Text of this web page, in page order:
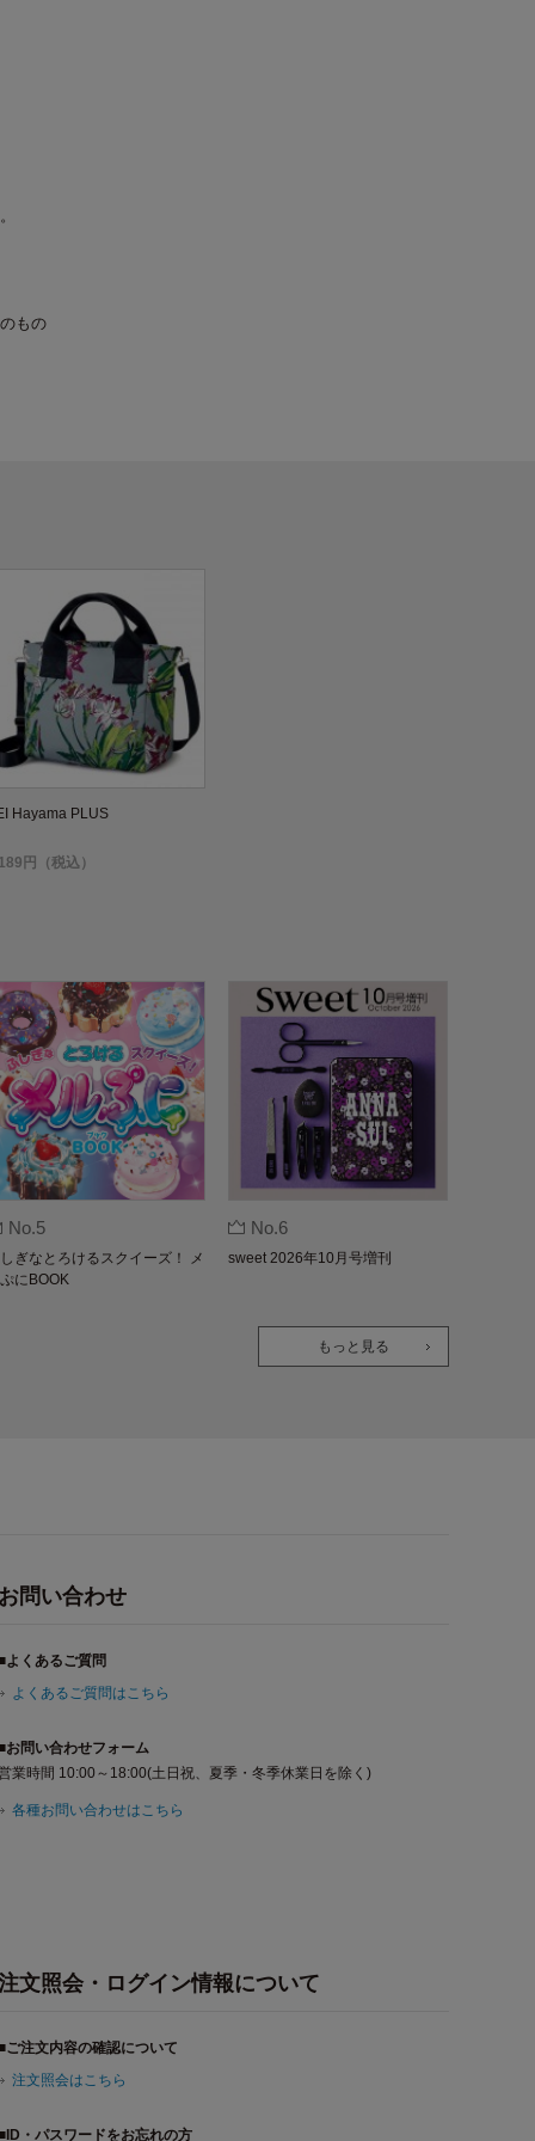
もの
Hayama PLUS
円（税込）
No.5
ぎなとろけるスクイーズ！ メ
にBOOK
No.6
sweet 2026年10月号増刊
もっと見る
問い合わせ
よくあるご質問
よくあるご質問はこちら
お問い合わせフォーム
業時間 10:00～18:00(土日祝、夏季・冬季休業日を除く)
各種お問い合わせはこちら
文照会・ログイン情報について
ご注文内容の確認について
注文照会はこちら
・パスワードをお忘れの方